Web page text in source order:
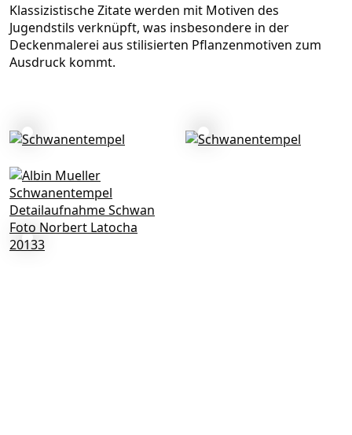
Klassizistische Zitate werden mit Motiven des
Jugendstils verknüpft, was insbesondere in der
Deckenmalerei aus stilisierten Pflanzenmotiven zum
Ausdruck kommt.